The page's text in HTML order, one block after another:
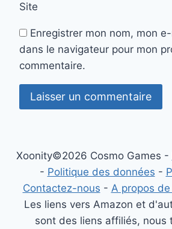
Site
Enregistrer mon nom, mon
dans le navigateur pour mon
commentaire.
Xoonity©2026 Cosmo Games -
- Politique des données -
Contactez-nous - A propos
Les liens vers Amazon et
sont des liens affiliés, nous